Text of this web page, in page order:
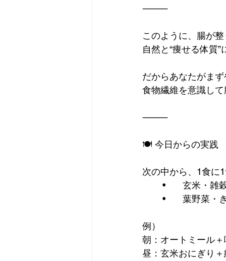
⸻
このように、腸が
自然と“痩せる体質
だからあなたがま
食物繊維を意識し
⸻
🍽 今日からの実践
次の中から、1食に
•	玄米・
•	葉野菜
例）
朝：オートミール
昼：玄米おにぎり